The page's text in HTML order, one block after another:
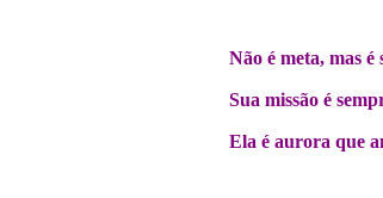
Não é meta, mas é
Sua missão é
Ela é aurora que